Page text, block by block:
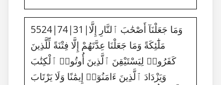
5524|74|31|وَمَا جَعَلْنَآ أَصْحَٰبَ ٱلنَّارِ إِلَّا
مَلَٰٓئِكَةً وَمَا جَعَلْنَا عِدَّتَهُمْ إِلَّا فِتْنَةً لِّلَّذِينَ
كَفَرُوا۟ لِيَسْتَيْقِنَ ٱلَّذِينَ أُوتُوا۟ ٱلْكِتَٰبَ
وَيَزْدَادَ ٱلَّذِينَ ءَامَنُوٓا۟ إِيمَٰنًا وَلَا يَرْتَابَ